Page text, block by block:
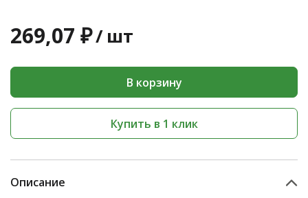
269,07 ₽/ шт
В корзину
Купить в 1 клик
Описание